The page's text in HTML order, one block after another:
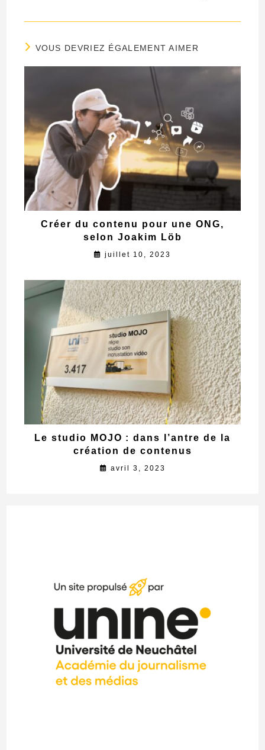
VOUS DEVRIEZ ÉGALEMENT AIMER
Créer du contenu pour une ONG,
selon Joakim Löb
juillet 10, 2023
Le studio MOJO : dans l’antre de la
création de contenus
avril 3, 2023